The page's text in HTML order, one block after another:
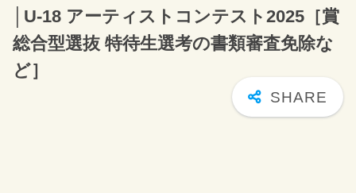
│U-18 アーティストコンテスト2025［賞
総合型選抜 特待生選考の書類審査免除な
ど］